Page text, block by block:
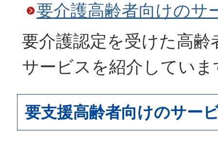
要介護高齢者向けのサ
要介護認定を受けた高齢
サービスを紹介していま
要支援高齢者向けのサー